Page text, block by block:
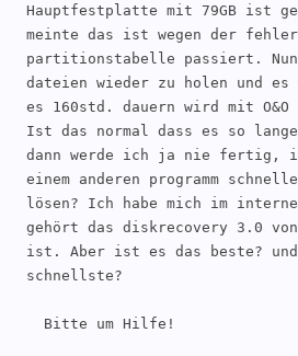
Hauptfestplatte mit 79GB ist
meinte das ist wegen der
partitionstabelle passiert.
dateien wieder zu holen und
es 160std. dauern wird mit O&O
Ist das normal dass es so
dann werde ich ja nie fertig,
einem anderen programm
lösen? Ich habe mich im
gehört das diskrecovery 3.0
ist. Aber ist es das beste?
schnellste?